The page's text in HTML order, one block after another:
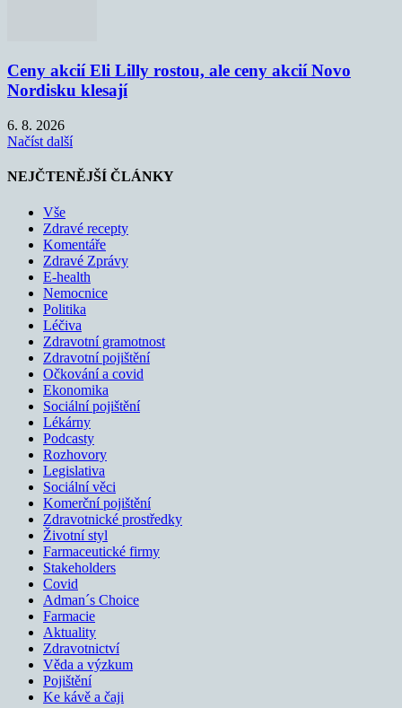
Ceny akcií Eli Lilly rostou, ale ceny akcií Novo
Nordisku klesají
6. 8. 2026
Načíst další
NEJČTENĚJŠÍ ČLÁNKY
Vše
Zdravé recepty
Komentáře
Zdravé Zprávy
E-health
Nemocnice
Politika
Léčiva
Zdravotní gramotnost
Zdravotní pojištění
Očkování a covid
Ekonomika
Sociální pojištění
Lékárny
Podcasty
Rozhovory
Legislativa
Sociální věci
Komerční pojištění
Zdravotnické prostředky
Životní styl
Farmaceutické firmy
Stakeholders
Covid
Adman´s Choice
Farmacie
Aktuality
Zdravotnictví
Věda a výzkum
Pojištění
Ke kávě a čaji